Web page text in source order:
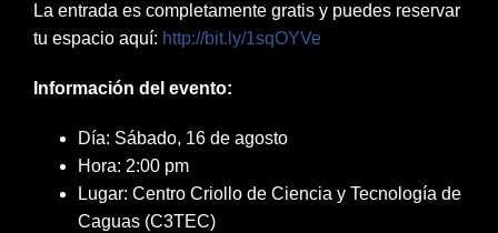
La entrada es completamente gratis y puedes reservar
tu espacio aquí: http://bit.ly/1sqOYVe
Información del evento:
Día: Sábado, 16 de agosto
Hora: 2:00 pm
Lugar: Centro Criollo de Ciencia y Tecnología de
Caguas (C3TEC)